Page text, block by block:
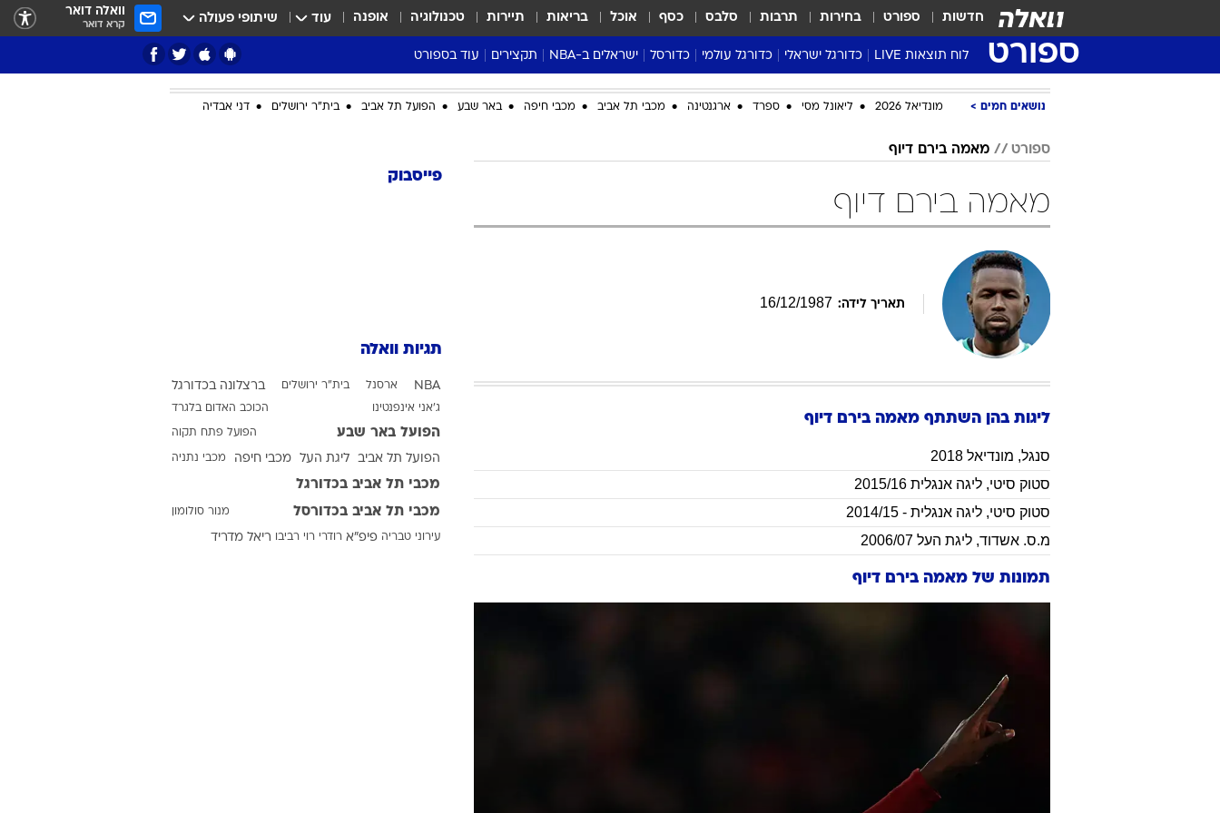
חדשות ספורט בחירות תרבות סלבס כסף אוכל בריאות תיירות טכנולוגיה אופנה עוד שיתופי פעולה וואלה דואר
קרא דואר
ספורט לוח תוצאות LIVE כדורגל ישראלי
ליגת העל Winner
שגרירים
נבחרות ישראל
כדורגל עולמי
ליגה אנגלית
ליגת האלופות
כדורסל
ליגת העל
כדורסל נשים
ישראלים ב-NBA
דני אבדיה
תקצירים עוד בספורט
מונדיאל 2026
NBA
פודקאסטים
אבא של שבת
פוקר
ענפים נוספים
החידה של ספורט1
ארכיון מדורים
נושאים חמים מונדיאל 2026 ליאונל מסי ספרד ארגנטינה מכבי תל אביב מכבי חיפה באר שבע הפועל תל אביב בית"ר ירושלים דני אבדיה
ספורט מאמה בירם דיוף
מאמה בירם דיוף
תאריך לידה: 16/12/1987
ליגות בהן השתתף מאמה בירם דיוף
סנגל, מונדיאל 2018
סטוק סיטי, ליגה אנגלית 2015/16
סטוק סיטי, ליגה אנגלית - 2014/15
מ.ס. אשדוד, ליגת העל 2006/07
תמונות של מאמה בירם דיוף
פייסבוק
תגיות וואלה
NBA ארסנל בית"ר ירושלים ברצלונה בכדורגל
ג'אני אינפנטינו הכוכב האדום בלגרד
הפועל באר שבע הפועל פתח תקוה
הפועל תל אביב ליגת העל מכבי חיפה מכבי נתניה
מכבי תל אביב בכדורגל
מכבי תל אביב בכדורסל
מנור סולומון
עירוני טבריה פיפ"א רודרי רוי רביבו ריאל מדריד